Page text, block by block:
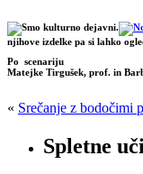
njihove izdelke pa si lahko
Po scenariju
Matejke Tirgušek, prof. in
« Srečanje z bodočimi
Spletne